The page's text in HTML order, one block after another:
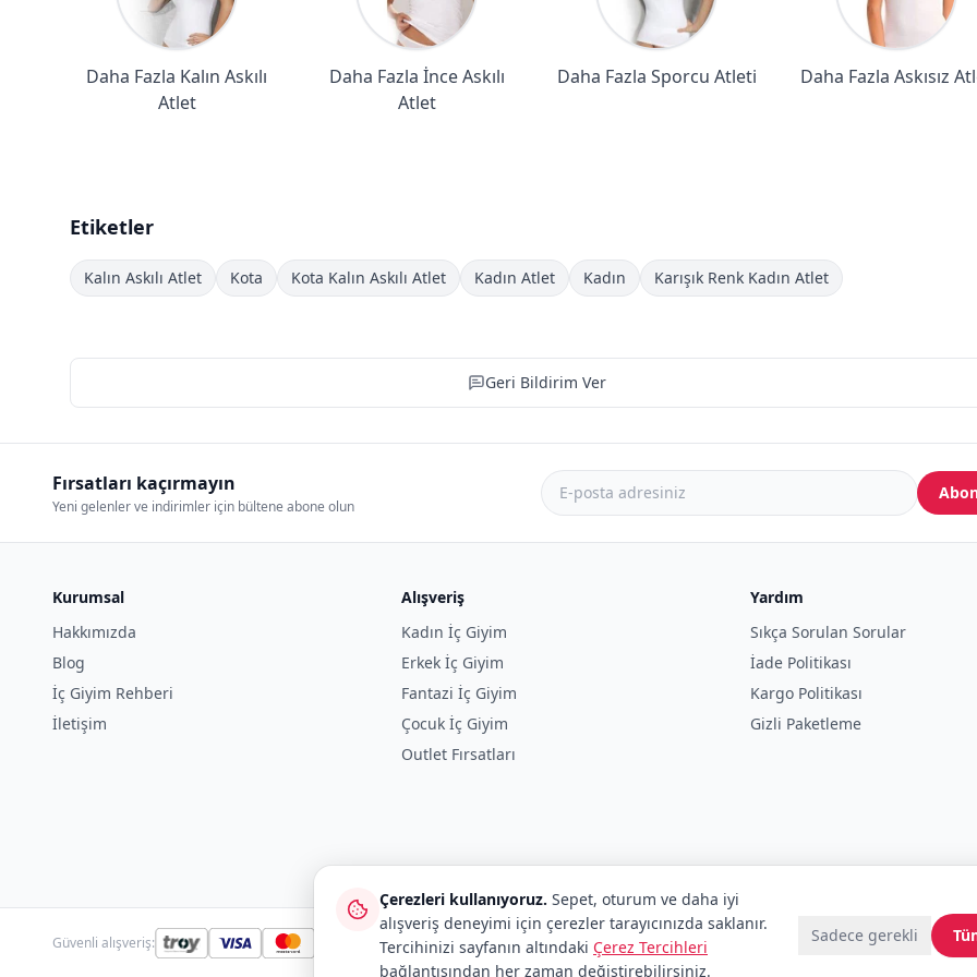
Daha Fazla Kalın Askılı
Atlet
Daha Fazla İnce Askılı
Atlet
Daha Fazla Sporcu Atleti Daha Fazla Askısız
Etiketler
Kalın Askılı Atlet Kota Kota Kalın Askılı Atlet Kadın Atlet Kadın Karışık Renk Kadın Atlet
Geri Bildirim Ver
Fırsatları kaçırmayın
Yeni gelenler ve indirimler için bültene abone olun
Kurumsal
Hakkımızda
Blog
İç Giyim Rehberi
İletişim
Alışveriş
Kadın İç Giyim
Erkek İç Giyim
Fantazi İç Giyim
Çocuk İç Giyim
Outlet Fırsatları
Yardım
Sıkça Sorulan Sorular
İade Politikası
Kargo Politikası
Gizli Paketleme
Güvenli alışveriş:
Çerezleri kullanıyoruz. Sepet, oturum ve daha iyi
alışveriş deneyimi için çerezler tarayıcınızda saklanır.
Tercihinizi sayfanın altındaki Çerez Tercihleri
bağlantısından her zaman değiştirebilirsiniz.
Sadece gerekli